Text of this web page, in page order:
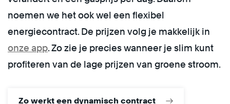
noemen we het ook wel een flexibel
energiecontract. De prijzen volg je makkelijk in
onze app. Zo zie je precies wanneer je slim kunt
profiteren van de lage prijzen van groene stroom.
Zo werkt een dynamisch contract